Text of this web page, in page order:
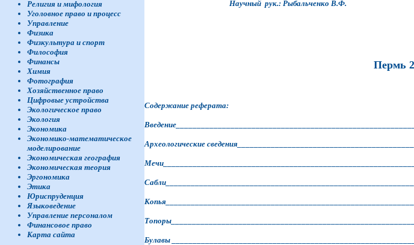
Религия и мифология
Уголовное право и процесс
Управление
Физика
Физкультура и спорт
Философия
Финансы
Химия
Фотография
Хозяйственное право
Цифровые устройства
Экологическое право
Экология
Экономика
Экономико-математическое
моделирование
Экономическая география
Экономическая теория
Эргономика
Этика
Юриспруденция
Языковедение
Управление персоналом
Финансовое право
Карта сайта
Научный рук.: Рыбальченко В.Ф.
Пермь
Содержание реферата:
Археологические
Булавы